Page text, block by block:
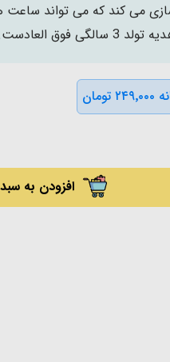
می کند که می تواند ساعت
العادست.
افزودن به سبد